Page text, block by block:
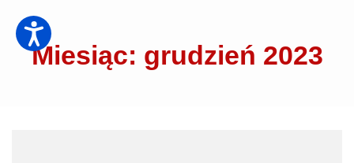
Miesiąc: grudzień 2023